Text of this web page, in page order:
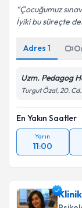
Çocuğumuz
İyiki bu süreçte
Adres 1
Uzm. Pedagog
Turgut Özal, 20.
En Yakın Saatler
Yarın
11:00